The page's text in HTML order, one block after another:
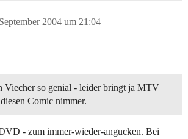
2004 um 21:04
Viecher so genial - leider bringt ja MTV
Comic nimmer.
- zum immer-wieder-angucken. Bei